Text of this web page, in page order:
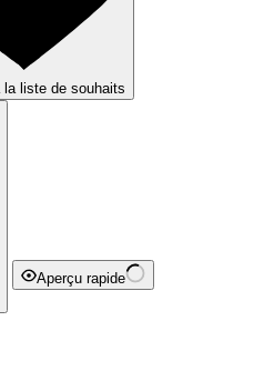
la liste de souhaits
Aperçu rapide